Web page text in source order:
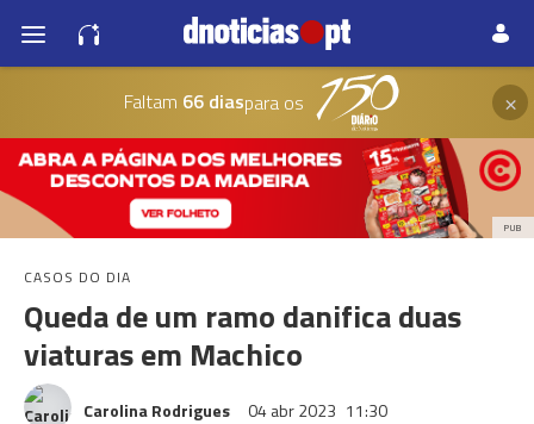
Faltam 66 diaspara os ×
PUB
CASOS DO DIA
Queda de um ramo danifica duas
viaturas em Machico
Carolina Rodrigues 04 abr 2023 11:30